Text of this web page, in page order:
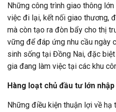
Những công trình giao thông
việc đi lại, kết nối giao thương,
mà còn tạo ra đòn bẩy cho thị
vững để đáp ứng nhu cầu ngày
sinh sống tại Đồng Nai, đặc
gia đang làm việc tại các khu
Hàng loạt chủ đầu tư lớn
Những điều kiện thuận lợi về hạ